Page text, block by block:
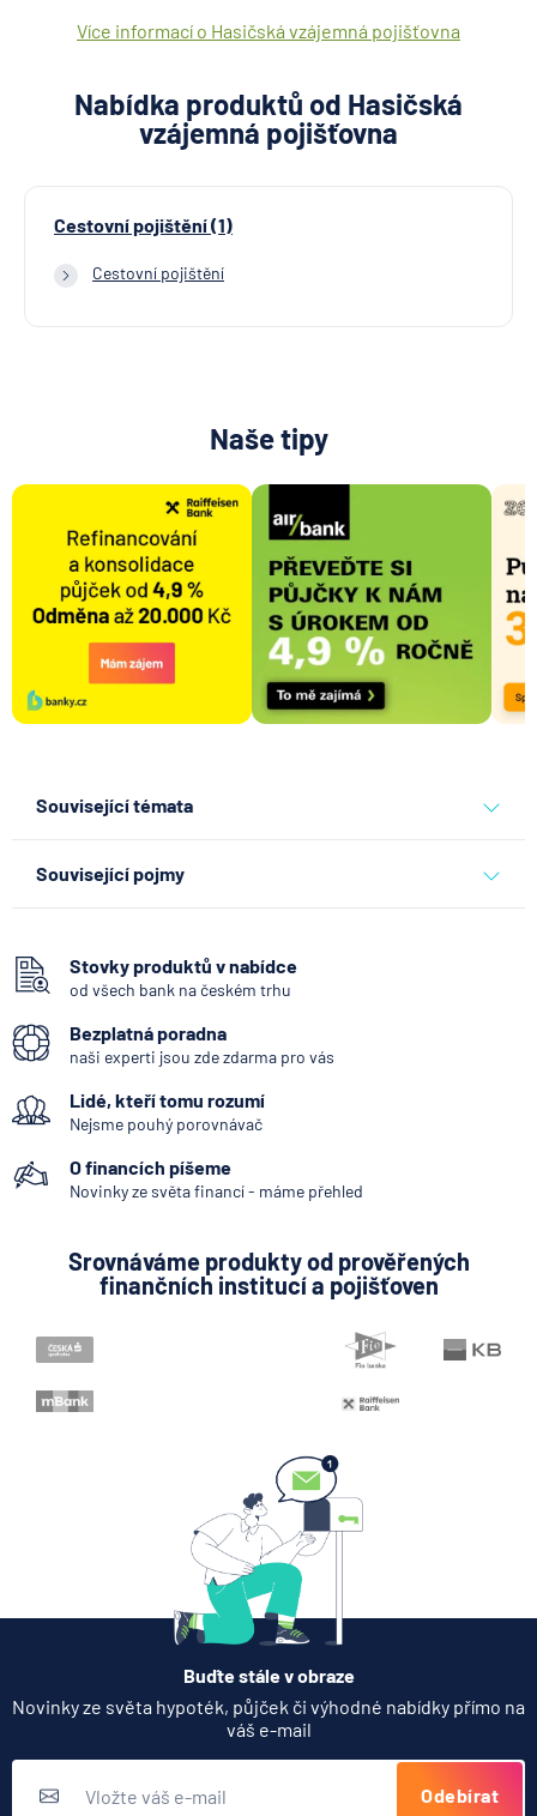
Více informací o Hasičská vzájemná pojišťovna
Nabídka produktů od Hasičská
vzájemná pojišťovna
Cestovní pojištění (1)
Cestovní pojištění
Naše tipy
Související témata
Související pojmy
Stovky produktů v nabídce
od všech bank na českém trhu
Bezplatná poradna
naši experti jsou zde zdarma pro vás
Lidé, kteří tomu rozumí
Nejsme pouhý porovnávač
O financích píšeme
Novinky ze světa financí - máme přehled
Srovnáváme produkty od prověřených
finančních institucí a pojišťoven
Buďte stále v obraze
Novinky ze světa hypoték, půjček či výhodné nabídky přímo na
váš e-mail
Odebírat